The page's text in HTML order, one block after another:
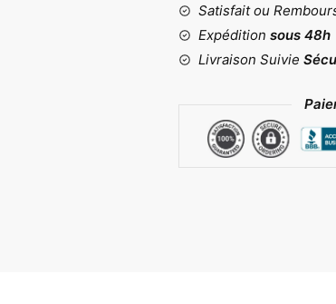
15
cavités
Satisfait ou
Expédition sous 48h
Livraison Suivie